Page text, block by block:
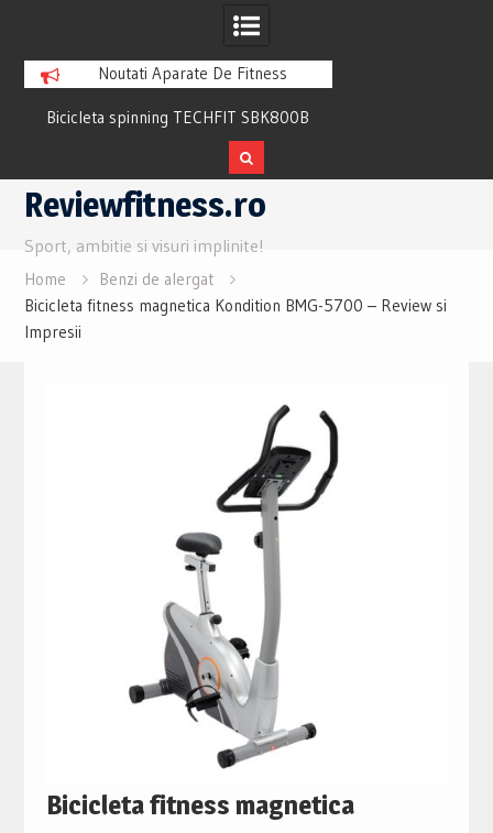
Noutati Aparate De Fitness
Bicicleta spinning TECHFIT SBK800B
Review si Pareri utile
Skip
content
Reviewfitness.ro
Sport, ambitie si visuri implinite!
Home
Benzi de alergat
Bicicleta fitness magnetica Kondition BMG-5700 – Review si
Impresii
Bicicleta fitness magnetica